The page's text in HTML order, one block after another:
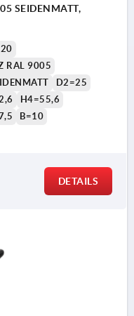
SEIDENMATT,
RAL 9005
D2=25
H4=55,6
B=10
DETAILS